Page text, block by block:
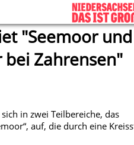
"Seemoor und
bei Zahrensen"
in zwei Teilbereiche, das
auf, die durch eine